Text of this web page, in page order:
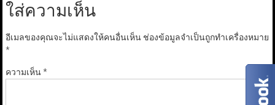
ใส่ความเห็น
อีเมลของคุณจะไม่แสดงให้คนอื่นเห็น ช่องข้อมูลจำเป็นถูกทำเครื่องหมาย
*
ความเห็น*